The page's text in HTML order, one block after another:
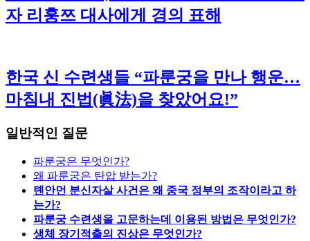
자 리훙쯔 대사에게 경의 표해
한국 신 수련생들 “파룬궁을 만나 행운…
마침내 진법(眞法)을 찾았어요!”
일반적인 질문
파룬궁은 무엇인가?
왜 파룬궁은 탄압 받는가?
톈안먼 분신자살 사건은 왜 중국 정부의 조작이라고 하
는가?
파룬궁 수련생을 고문하는데 이용된 방법은 무엇인가?
생체 장기적출의 진상은 무엇인가?